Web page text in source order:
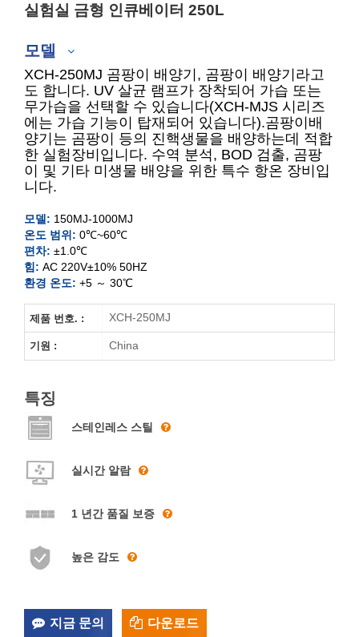
실험실 금형 인큐베이터 250L
모델
XCH-150MJ
XCH-250MJ
XCH-500MJ
XCH-800MJ
XCH-1000MJ
XCH-250MJ 곰팡이 배양기, 곰팡이 배양기라고
도 합니다. UV 살균 램프가 장착되어 가습 또는
무가습을 선택할 수 있습니다(XCH-MJS 시리즈
에는 가습 기능이 탑재되어 있습니다).곰팡이배
양기는 곰팡이 등의 진핵생물을 배양하는데 적합
한 실험장비입니다. 수역 분석, BOD 검출, 곰팡
이 및 기타 미생물 배양을 위한 특수 항온 장비입
니다.
모델: 150MJ-1000MJ
온도 범위: 0℃~60℃
편차: ±1.0℃
힘: AC 220V±10% 50HZ
환경 온도: +5 ～ 30℃
제품 번호. : XCH-250MJ
기원 : China
특징
스테인레스 스틸
실시간 알람
1 년간 품질 보증
높은 감도
지금 문의 다운로드